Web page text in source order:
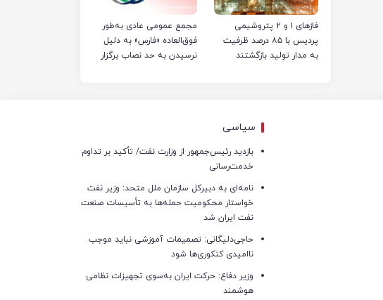
فازهای ۱ و ۲ پتروشیمی
پردیس با ۸۵ درصد ظرفیت
به مدار تولید بازگشتند
مجمع عمومی عادی به‌طور
فوق‌العاده «فارس» به دلیل
نرسیدن به حد نصاب برگزار
سیاسی
بازدید رئیس‌جمهور از وزارت نفت/ تأکید بر تداوم
خدمت‌رسانی
نامه‌ای به دبیرکل سازمان ملل متحد: وزیر نفت
خواستار محکومیت حمله‌ها به تأسیسات صنعت
نفت ایران شد
حاجی‌دلیگانی: تصمیمات آموزشی نباید موجب
ناامیدی کنکوری‌ها شود
وزیر دفاع: حرکت ایران به‌سوی تجهیزات نظامی
هوشمند